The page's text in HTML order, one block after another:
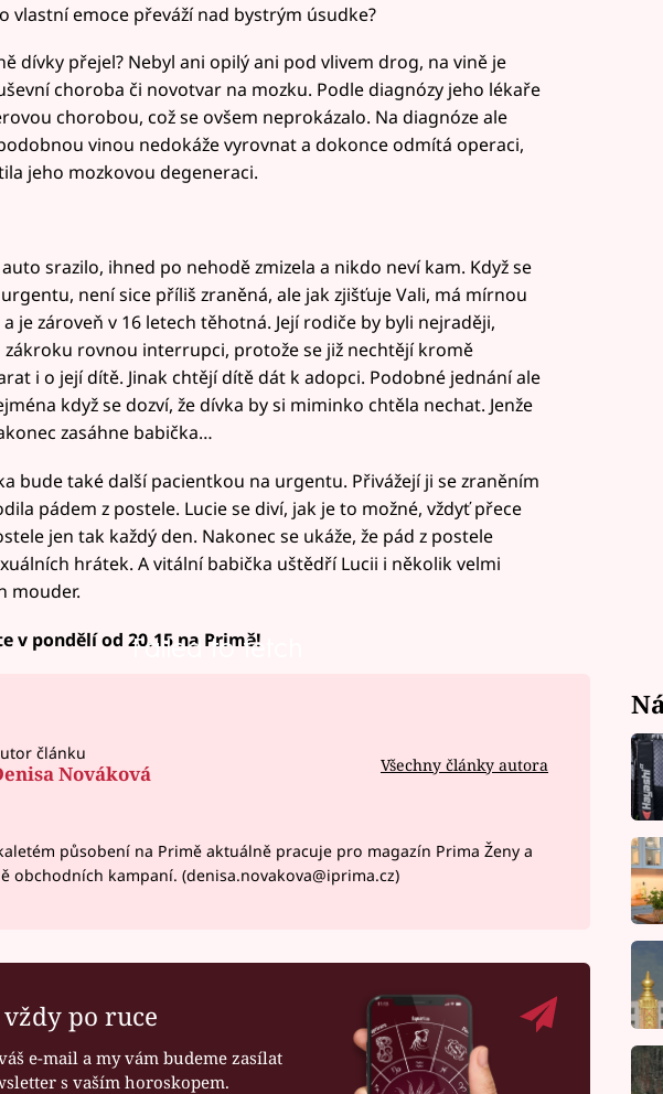
vlastní emoce převáží nad bystrým úsudke?
dívky přejel? Nebyl ani opilý ani pod vlivem drog, na vině je
choroba či novotvar na mozku. Podle diagnózy jeho lékaře
chorobou, což se ovšem neprokázalo. Na diagnóze ale
vinou nedokáže vyrovnat a dokonce odmítá operaci,
jeho mozkovou degeneraci.
srazilo, ihned po nehodě zmizela a nikdo neví kam. Když se
není sice příliš zraněná, ale jak zjišťuje Vali, má mírnou
je zároveň v 16 letech těhotná. Její rodiče by byli nejraději,
rovnou interrupci, protože se již nechtějí kromě
i o její dítě. Jinak chtějí dítě dát k adopci. Podobné jednání ale
když se dozví, že dívka by si miminko chtěla nechat. Jenže
zasáhne babička…
bude také další pacientkou na urgentu. Přivážejí ji se zraněním
pádem z postele. Lucie se diví, jak je to možné, vždyť přece
jen tak každý den. Nakonec se ukáže, že pád z postele
hrátek. A vitální babička uštědří Lucii i několik velmi
mouder.
Failed to fetch
v pondělí od 20.15 na Primě!
článku
Nováková Všechny články autora
působení na Primě aktuálně pracuje pro magazín Prima Ženy a
obchodních kampaní. (denisa.novakova@iprima.cz)
po ruce
e-mail a my vám budeme zasílat
s vaším horoskopem.